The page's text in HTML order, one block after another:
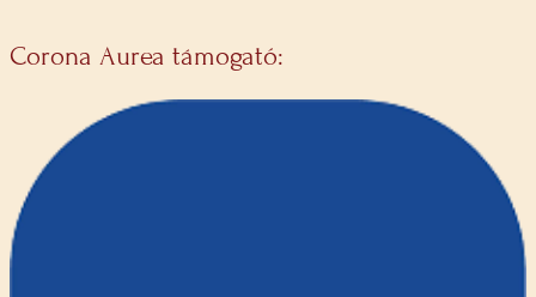
Corona Aurea támogató: